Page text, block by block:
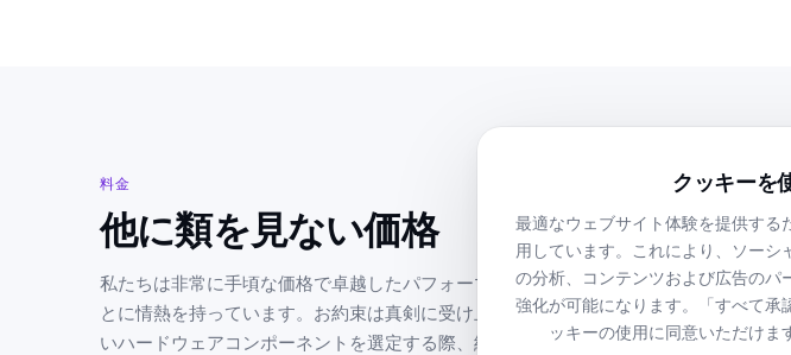
クッキー
最適なウェブサイト体験を提供する
用しています。これにより、ソー
の分析、コンテンツおよび広告のパ
強化が可能になります。「すべて承
ッキーの使用に同意いただけま
料金
他に類を見ない価格
私たちは非常に手頃な価格で卓越したパフォーマンスを提供するこ
とに情熱を持っています。お約束は真剣に受け止めています。新し
いハードウェアコンポーネントを選定する際、純粋な性能だけでな